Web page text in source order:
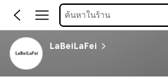
ค้นหาในร้าน
LaBeiLaFei